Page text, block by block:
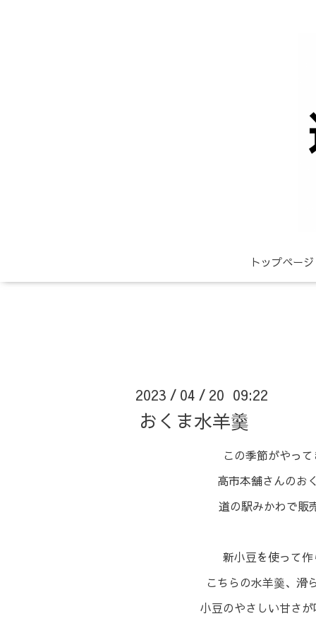
トップページ
2023 / 04 / 20 09:22
おくま水羊羹
この季節がやって
高市本舗さんのお
道の駅みかわで販
新小豆を使って作
こちらの水羊羹、滑
小豆のやさしい甘さ